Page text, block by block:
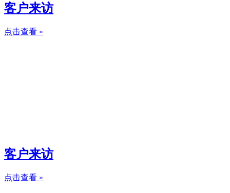
客户来访
点击查看 »
客户来访
点击查看 »